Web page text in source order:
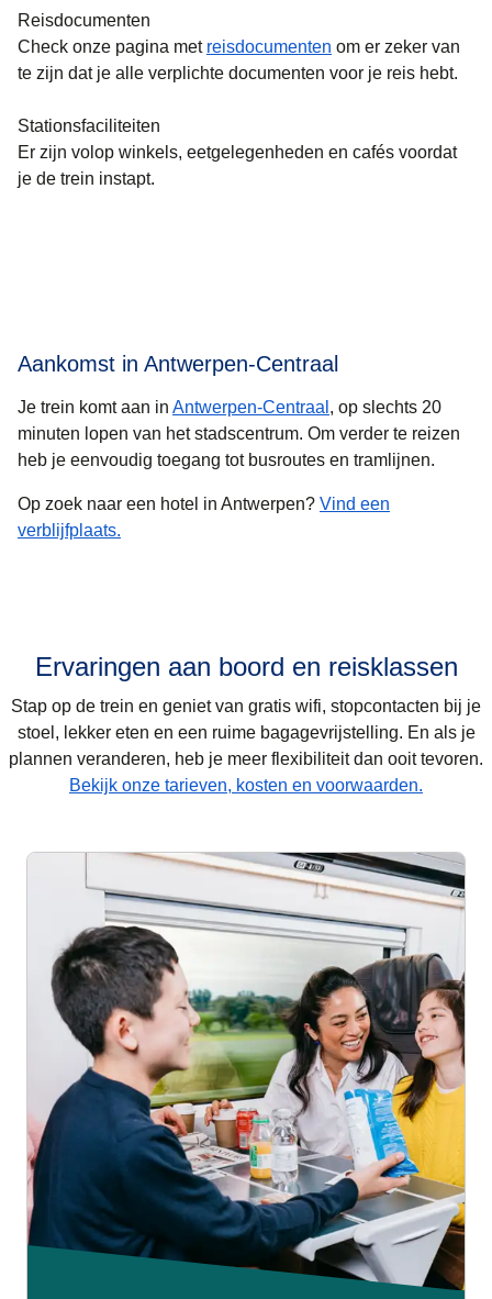
Reisdocumenten
Check onze pagina met reisdocumenten om er zeker van
te zijn dat je alle verplichte documenten voor je reis hebt.
Stationsfaciliteiten
Er zijn volop winkels, eetgelegenheden en cafés voordat
je de trein instapt.
Aankomst in Antwerpen-Centraal
Je trein komt aan in Antwerpen-Centraal , op slechts 20
minuten lopen van het stadscentrum. Om verder te reizen
heb je eenvoudig toegang tot busroutes en tramlijnen.
Op zoek naar een hotel in Antwerpen? Vind een
verblijfplaats.
Ervaringen aan boord en reisklassen
Stap op de trein en geniet van gratis wifi, stopcontacten bij je
stoel, lekker eten en een ruime bagagevrijstelling. En als je
plannen veranderen, heb je meer flexibiliteit dan ooit tevoren.
Bekijk onze tarieven, kosten en voorwaarden.